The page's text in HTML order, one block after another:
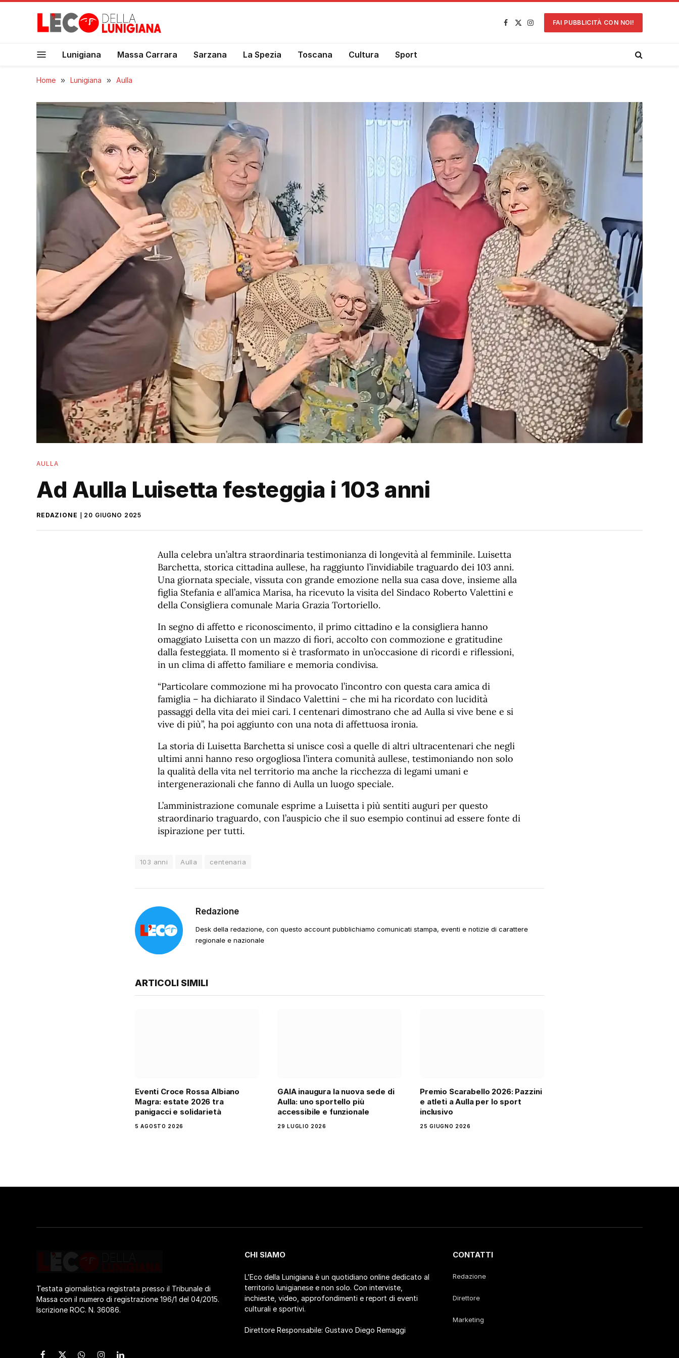
Facebook
X
Instagram
FAI PUBBLICITÀ CON NOI!
Lunigiana Massa Carrara Sarzana La Spezia Toscana Cultura Sport
Home » Lunigiana » Aulla
AULLA
Ad Aulla Luisetta festeggia i 103 anni
REDAZIONE 20 GIUGNO 2025
Aulla celebra un’altra straordinaria testimonianza di longevità al femminile. Luisetta
Barchetta, storica cittadina aullese, ha raggiunto l’invidiabile traguardo dei 103 anni.
Una giornata speciale, vissuta con grande emozione nella sua casa dove, insieme alla
figlia Stefania e all’amica Marisa, ha ricevuto la visita del Sindaco Roberto Valettini e
della Consigliera comunale Maria Grazia Tortoriello.
In segno di affetto e riconoscimento, il primo cittadino e la consigliera hanno
omaggiato Luisetta con un mazzo di fiori, accolto con commozione e gratitudine
dalla festeggiata. Il momento si è trasformato in un’occasione di ricordi e riflessioni,
in un clima di affetto familiare e memoria condivisa.
“Particolare commozione mi ha provocato l’incontro con questa cara amica di
famiglia – ha dichiarato il Sindaco Valettini – che mi ha ricordato con lucidità
passaggi della vita dei miei cari. I centenari dimostrano che ad Aulla si vive bene e si
vive di più”, ha poi aggiunto con una nota di affettuosa ironia.
La storia di Luisetta Barchetta si unisce così a quelle di altri ultracentenari che negli
ultimi anni hanno reso orgogliosa l’intera comunità aullese, testimoniando non solo
la qualità della vita nel territorio ma anche la ricchezza di legami umani e
intergenerazionali che fanno di Aulla un luogo speciale.
L’amministrazione comunale esprime a Luisetta i più sentiti auguri per questo
straordinario traguardo, con l’auspicio che il suo esempio continui ad essere fonte di
ispirazione per tutti.
103 anni Aulla centenaria
Redazione
Desk della redazione, con questo account pubblichiamo comunicati stampa, eventi e notizie di carattere
regionale e nazionale
ARTICOLI SIMILI
Eventi Croce Rossa Albiano
Magra: estate 2026 tra
panigacci e solidarietà
5 AGOSTO 2026
GAIA inaugura la nuova sede di
Aulla: uno sportello più
accessibile e funzionale
29 LUGLIO 2026
Premio Scarabello 2026: Pazzini
e atleti a Aulla per lo sport
inclusivo
25 GIUGNO 2026
Testata giornalistica registrata presso il Tribunale di
Massa con il numero di registrazione 196/1 del 04/2015.
Iscrizione ROC. N. 36086.
CHI SIAMO
L’Eco della Lunigiana è un quotidiano online dedicato al
territorio lunigianese e non solo. Con interviste,
inchieste, video, approfondimenti e report di eventi
culturali e sportivi.
Direttore Responsabile: Gustavo Diego Remaggi
CONTATTI
Redazione
Direttore
Marketing